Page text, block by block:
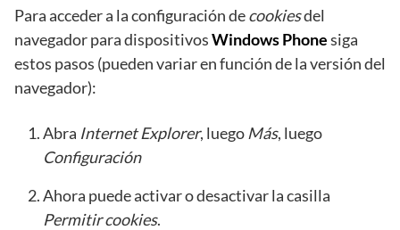
Para acceder a la configuración decookiesdel
navegador para dispositivosWindows Phonesiga
estos pasos (pueden variar en función de la versión del
navegador):
Abra Internet Explorer, luego Más, luego
Configuración
Ahora puede activar o desactivar la casilla
Permitir cookies.